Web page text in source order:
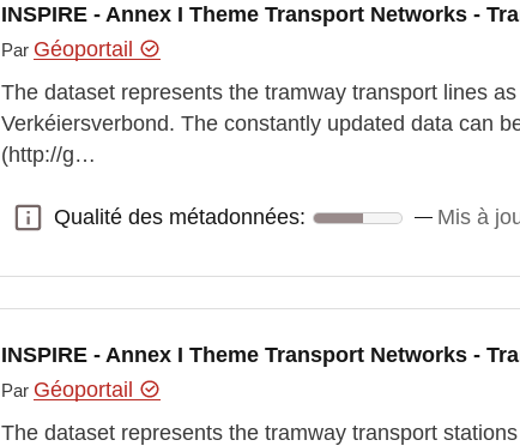
INSPIRE - Annex I Theme Transport Networks -
Par Géoportail
The dataset represents the tramway transport lines
Verkéiersverbond. The constantly updated data can
(http://g…
Qualité des métadonnées:
Qualité des métadonnées: Mis à
INSPIRE - Annex I Theme Transport Networks -
Par Géoportail
The dataset represents the tramway transport